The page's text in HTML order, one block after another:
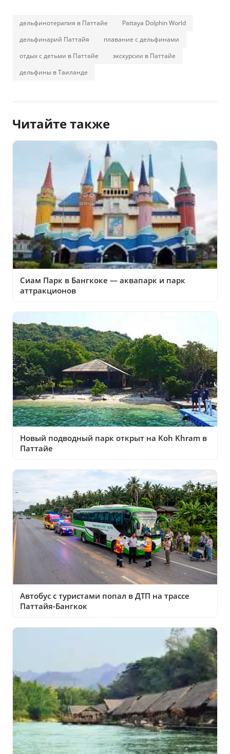
дельфинотерапия в Паттайе
Pattaya Dolphin World
дельфинарий Паттайя
плавание с дельфинами
отдых с детьми в Паттайе
экскурсии в Паттайе
дельфины в Таиланде
Читайте также
Сиам Парк в Бангкоке — аквапарк и парк
аттракционов
Новый подводный парк открыт на Koh Khram в
Паттайе
Автобус с туристами попал в ДТП на трассе
Паттайя-Бангкок